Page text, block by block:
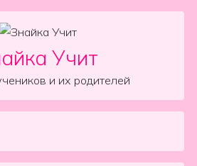
Учит
и их родителей